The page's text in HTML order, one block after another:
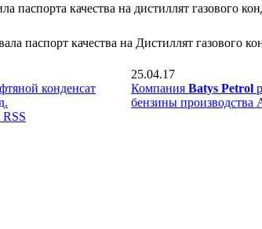
паспорта качества на дистиллят газового
паспорт качества на Дистиллят газового
конденсат
25.04.17
Компания Batys Petrol
бензины производства